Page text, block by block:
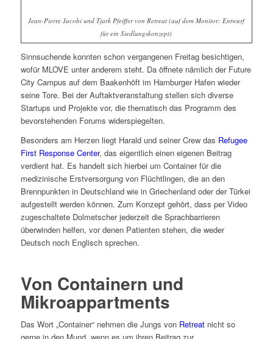
Jean-Pierre Jacobi und Tjark Pfeiffer von Retreat (auf dem Monitor: Entwurf
für ein Siedlungskonzept)
Sinnsuchende konnten schon vergangenen Freitag besichtigen,
wofür MLOVE unter anderem steht. Da öffnete nämlich der Future
City Campus auf dem Baakenhöft im Hamburger Hafen wieder
seine Tore. Bei der Auftaktveranstaltung stellen sich diverse
Startups und Projekte vor, die thematisch das Programm des
bevorstehenden Forums widerspiegelten.
Besonders am Herzen liegt Harald und seiner Crew das Refugee
First Response Center, das eigentlich einen eigenen Beitrag
verdient hat. Es handelt sich hierbei um Container für die
medizinische Erstversorgung von Flüchtlingen, die an den
Brennpunkten in Deutschland wie in Griechenland oder der Türkei
aufgestellt werden können. Zum Konzept gehört, dass per Video
zugeschaltete Dolmetscher jederzeit die Sprachbarrieren
überwinden helfen, vor denen Patienten stehen, die weder
Deutsch noch Englisch sprechen.
Von Containern und
Mikroappartments
Das Wort „Container“ nehmen die Jungs von Retreatnicht so